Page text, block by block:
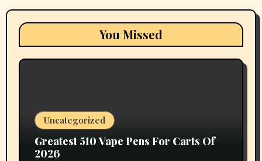
You Missed
Uncategorized
Greatest 510 Vape Pens For Carts Of
2026